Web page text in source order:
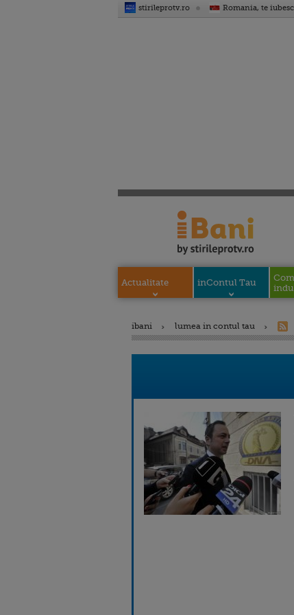
stirileprotv.ro Romania, te iubesc
Actualitate inContul Tau
ibani lumea in contul tau